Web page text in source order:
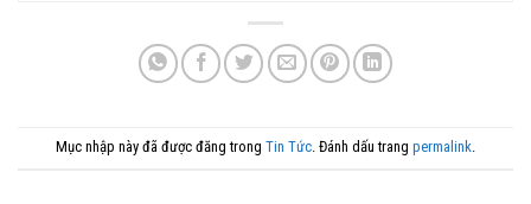
Mục nhập này đã được đăng trong Tin Tức. Đánh dấu trang permalink.